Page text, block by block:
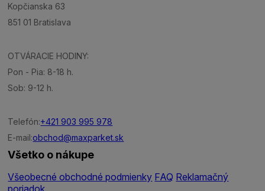
Kopčianska 63
851 01 Bratislava
OTVÁRACIE HODINY:
Pon - Pia: 8-18 h.
Sob: 9-12 h.
Telefón:+421 903 995 978
E-mail:obchod@maxparket.sk
Všetko o nákupe
Všeobecné obchodné podmienky FAQ Reklamačný
poriadok